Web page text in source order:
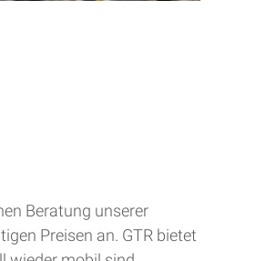
Beratung unserer
Preisen an. GTR bietet